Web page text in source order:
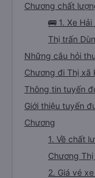
Chương chất
🚌 1. Xe
Thị trấn
Những câu hỏi
Chương đi Thị xã
Thông tin tuyến
Giới thiệu tuyến
Chương
1. Về chất
Chương
2. Giá vé